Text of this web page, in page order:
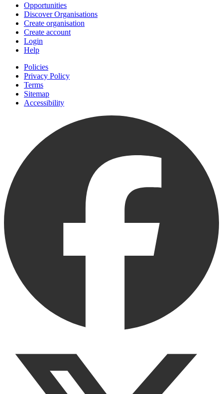
Opportunities
Discover Organisations
Create organisation
Create account
Login
Help
Policies
Privacy Policy
Terms
Sitemap
Accessibility